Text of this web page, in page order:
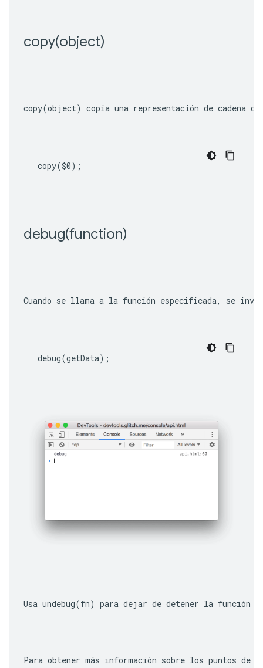
copy(object)
copy(object) copia una representación de cadena
copy($0);
debug(function)
Cuando se llama a la función especificada, se
debug(getData);
Usa undebug(fn) para dejar de detener la función
Para obtener más información sobre los puntos